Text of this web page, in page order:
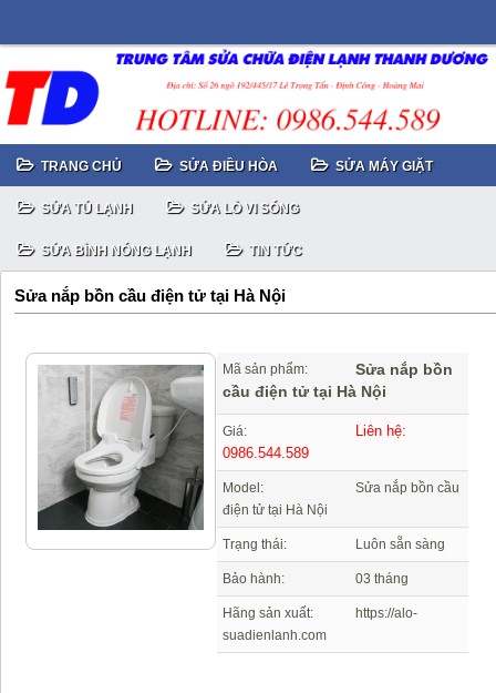
TRANG CHỦ SỬA ĐIỀU HÒA SỬA MÁY GIẶT
SỬA TỦ LẠNH SỬA LÒ VI SÓNG
SỬA BÌNH NÓNG LẠNH TIN TỨC
Sửa nắp bồn cầu điện tử tại Hà Nội
Mã sản phẩm:
Sửa nắp bồn
cầu điện tử tại Hà Nội
Giá:
Liên hệ:
0986.544.589
Model:
Sửa nắp bồn cầu
điện tử tại Hà Nội
Trạng thái: Luôn sẵn sàng
Bảo hành: 03 tháng
Hãng sản xuất:
https://alo-
suadienlanh.com